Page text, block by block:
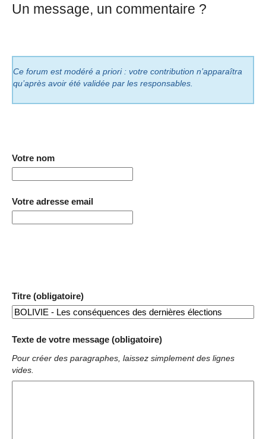
Un message, un commentaire ?
Ce forum est modéré a priori : votre contribution n’apparaîtra
qu’après avoir été validée par les responsables.
Votre nom
Votre adresse email
Titre (obligatoire)
Texte de votre message (obligatoire)
Pour créer des paragraphes, laissez simplement des lignes
vides.